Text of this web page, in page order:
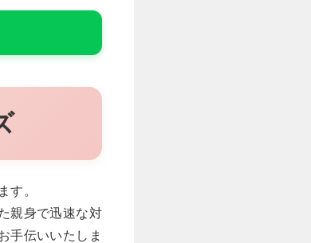
す。
親身で迅速な対
手伝いいたしま